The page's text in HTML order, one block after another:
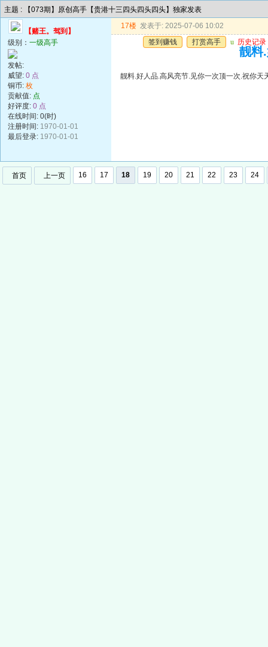
主题 : 【073期】原创高手【贵港十三四头四头四头】独家发表
【赌王。驾到】
级别： 一级高手
发帖:
威望: 0 点
铜币: 枚
贡献值: 点
好评度: 0 点
在线时间: 0(时)
注册时间: 1970-01-01
最后登录: 1970-01-01
17楼 发表于: 2025-07-06 10:02
签到赚钱
打赏高手 u 历史记录
靓料
靓料.好人品.高风亮节.见你一次顶一次.祝你天
首页 上一页 16 17 18 19 20 21 22 23 24